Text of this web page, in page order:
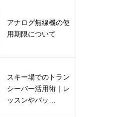
アナログ無線機の使
用期限について
スキー場でのトラン
シーバー活用術｜レ
ッスンやバッ…